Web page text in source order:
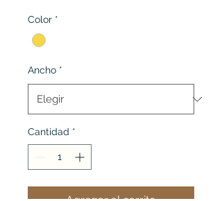
Color *
Ancho *
Cantidad *